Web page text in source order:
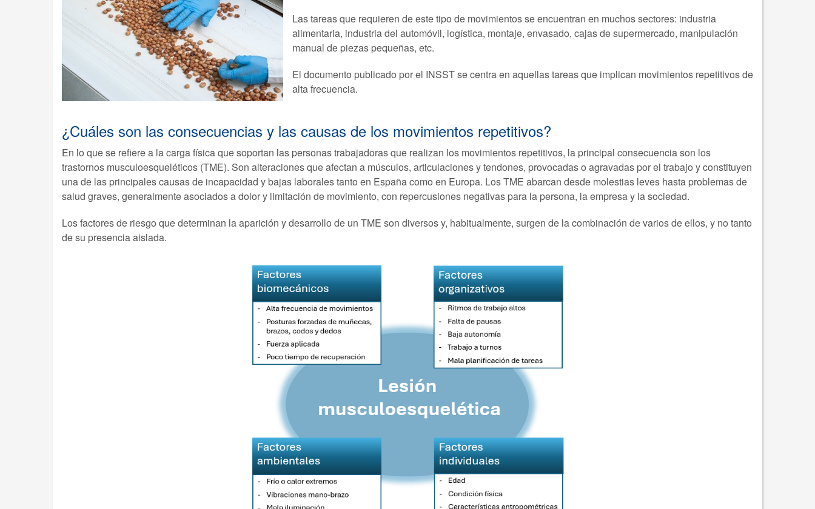
Las tareas que requieren de este tipo de movimientos se encuentran en muchos sectores: industria
alimentaria, industria del automóvil, logística, montaje, envasado, cajas de supermercado, manipulación
manual de piezas pequeñas, etc.
El documento publicado por el INSST se centra en aquellas tareas que implican movimientos repetitivos de
alta frecuencia.
¿Cuáles son las consecuencias y las causas de los movimientos repetitivos?
En lo que se refiere a la carga física que soportan las personas trabajadoras que realizan los movimientos repetitivos, la principal consecuencia son los
trastornos musculoesqueléticos (TME). Son alteraciones que afectan a músculos, articulaciones y tendones, provocadas o agravadas por el trabajo y constituyen
una de las principales causas de incapacidad y bajas laborales tanto en España como en Europa. Los TME abarcan desde molestias leves hasta problemas de
salud graves, generalmente asociados a dolor y limitación de movimiento, con repercusiones negativas para la persona, la empresa y la sociedad.
Los factores de riesgo que determinan la aparición y desarrollo de un TME son diversos y, habitualmente, surgen de la combinación de varios de ellos, y no tanto
de su presencia aislada.